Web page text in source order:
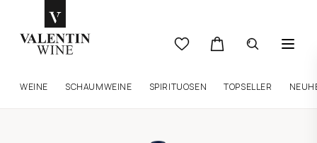
WEINE SCHAUMWEINE SPIRITUOSEN TOPSELLER